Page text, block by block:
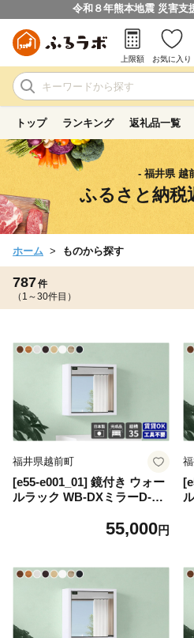
令和８年熊本地震 災害支
上限額 お気に入り
トップ ランキング 返礼品一覧
- 福井県 越
ふるさと納税
ホーム ものから探す
787件
（1～30件目）
福井県越前町
[e55-e001_01] 鏡付き ウォー
ルラック WB-DXミラーD-S
で開閉できるミラー扉付き！
けラック 北欧風 木製 収納】
【カラー：ブラウン】
55,000円